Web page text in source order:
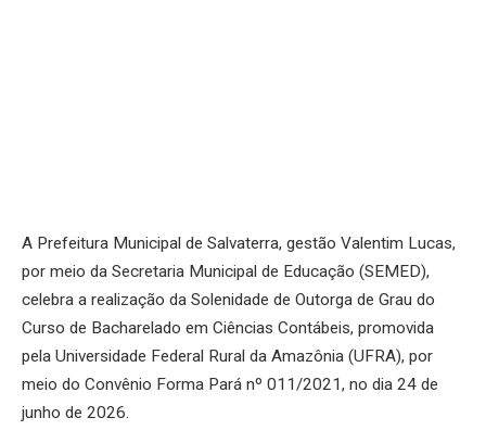
A Prefeitura Municipal de Salvaterra, gestão Valentim Lucas,
por meio da Secretaria Municipal de Educação (SEMED),
celebra a realização da Solenidade de Outorga de Grau do
Curso de Bacharelado em Ciências Contábeis, promovida
pela Universidade Federal Rural da Amazônia (UFRA), por
meio do Convênio Forma Pará nº 011/2021, no dia 24 de
junho de 2026.